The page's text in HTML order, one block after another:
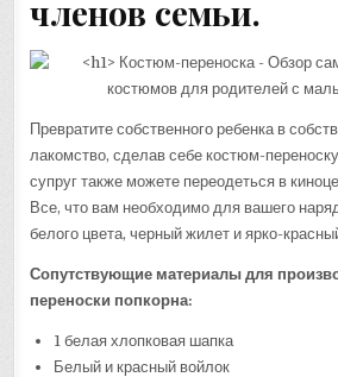
членов семьи.
Превратите собственного ребенка в
лакомство, сделав себе костюм-
супруг также можете переодеться в
Все, что вам необходимо для вашего
белого цвета, черный жилет и ярко-
Сопутствующие материалы для
переноски попкорна:
1 белая хлопковая шапка
Белый и красный войлок